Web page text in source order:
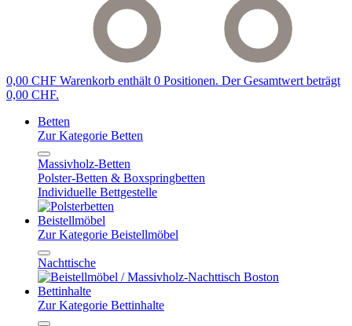
0,00 CHF Warenkorb enthält 0 Positionen. Der Gesamtwert beträgt
0,00 CHF.
Betten
Zur Kategorie Betten
Massivholz-Betten
Polster-Betten & Boxspringbetten
Individuelle Bettgestelle
Beistellmöbel
Zur Kategorie Beistellmöbel
Nachttische
Bettinhalte
Zur Kategorie Bettinhalte